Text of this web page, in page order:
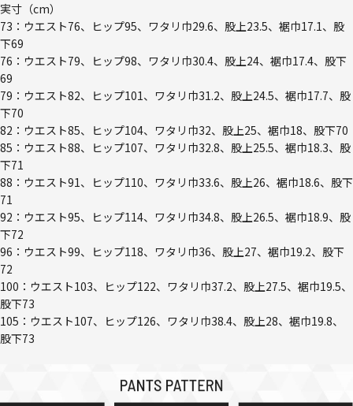
実寸（cm）
73：ウエスト76、ヒップ95、ワタリ巾29.6、股上23.5、裾巾17.1、股
下69
76：ウエスト79、ヒップ98、ワタリ巾30.4、股上24、裾巾17.4、股下
69
79：ウエスト82、ヒップ101、ワタリ巾31.2、股上24.5、裾巾17.7、股
下70
82：ウエスト85、ヒップ104、ワタリ巾32、股上25、裾巾18、股下70
85：ウエスト88、ヒップ107、ワタリ巾32.8、股上25.5、裾巾18.3、股
下71
88：ウエスト91、ヒップ110、ワタリ巾33.6、股上26、裾巾18.6、股下
71
92：ウエスト95、ヒップ114、ワタリ巾34.8、股上26.5、裾巾18.9、股
下72
96：ウエスト99、ヒップ118、ワタリ巾36、股上27、裾巾19.2、股下
72
100：ウエスト103、ヒップ122、ワタリ巾37.2、股上27.5、裾巾19.5、
股下73
105：ウエスト107、ヒップ126、ワタリ巾38.4、股上28、裾巾19.8、
股下73